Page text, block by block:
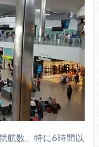
航数、特に6時間以